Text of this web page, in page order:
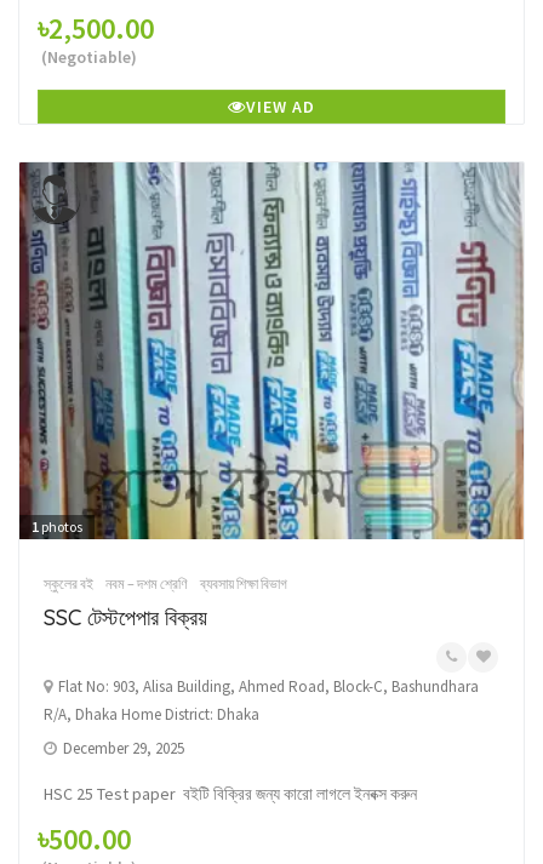
৳2,500.00
(Negotiable)
VIEW AD
1 photos
স্কুলের বই নবম – দশম শ্রেণি ব্যবসায় শিক্ষা বিভাগ
SSC টেস্টপেপার বিক্রয়
Flat No: 903, Alisa Building, Ahmed Road, Block-C, Bashundhara
R/A, Dhaka Home District: Dhaka
December 29, 2025
HSC 25 Test paper বইটি বিক্রির জন্য কারো লাগলে ইনবক্স করুন
৳500.00